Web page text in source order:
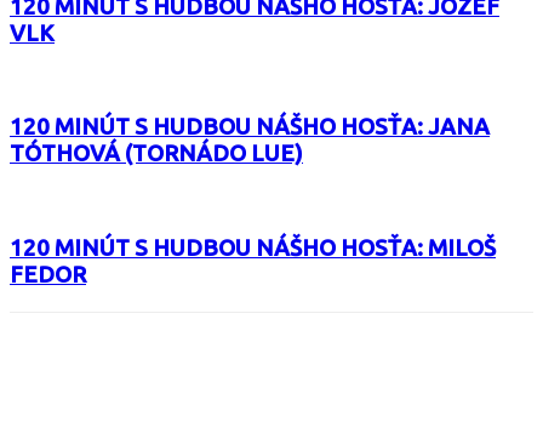
120 MINÚT S HUDBOU NÁŠHO HOSŤA: JOZEF
VLK
120 MINÚT S HUDBOU NÁŠHO HOSŤA: JANA
TÓTHOVÁ (TORNÁDO LUE)
120 MINÚT S HUDBOU NÁŠHO HOSŤA: MILOŠ
FEDOR